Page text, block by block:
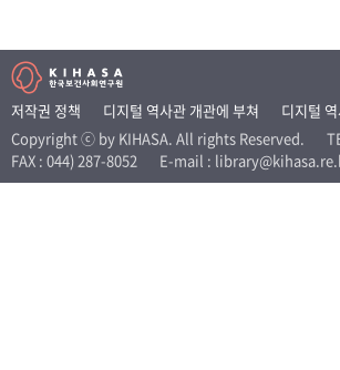
저작권 정책 디지털 역사관 개관에 부쳐
디지털
Copyright ⓒ by KIHASA. All rights Reserved.
FAX : 044) 287-8052
E-mail :